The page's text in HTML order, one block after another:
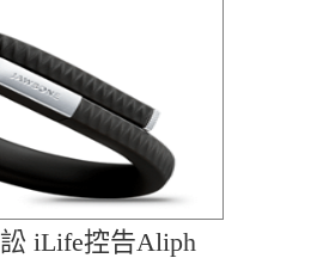
iLife控告Aliph